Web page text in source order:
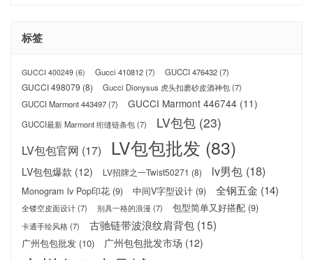
标签
GUCCI 400249 (6) Gucci 410812(7) GUCCI 476432(7)
GUCCI 498079 (8) Gucci Dionysus 虎头扣磨砂皮酒神包(7)
GUCCI Marmont 443497(7) GUCCI Marmont 446744 (11)
GUCCI最新 Marmont 绗缝链条包(7) LV包包 (23)
LV包包官网 (17) LV包包批发 (83)
LV包包爆款 (12) LV招牌之一Twist50271 (8) lv男包 (18)
Monogram lv Pop印花 (9) 中间V字型设计 (9) 全钢五金 (14)
全镂空皮面设计(7) 别具一格的浪漫 (7) 包型简单又好搭配 (9)
卡通手绘风格(7) 古驰链带波浪纹肩背包 (15)
广州包包批发 (10) 广州包包批发市场 (12)